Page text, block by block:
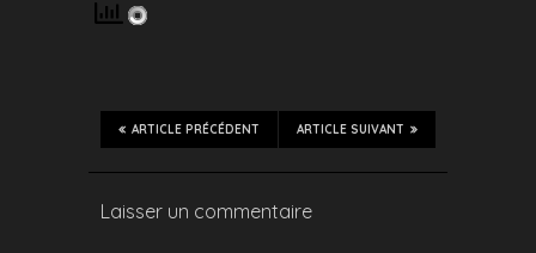
ARTICLE SUIVANT
ARTICLE PRÉCÉDENT
Laisser un commentaire